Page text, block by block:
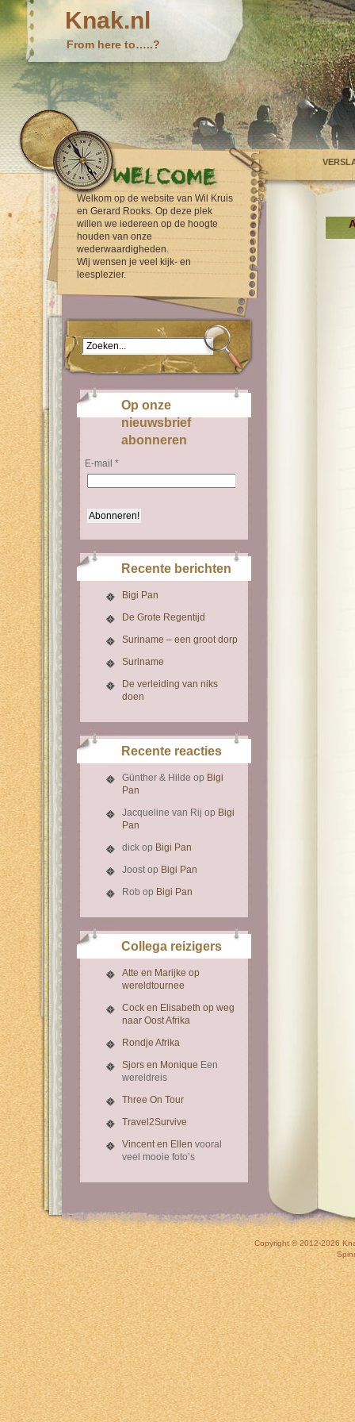
Knak.nl
From here to…..?
Welkom op de website van Wil Kruis
en Gerard Rooks. Op deze plek
willen we iedereen op de hoogte
houden van onze
wederwaardigheden.
Wij wensen je veel kijk- en
leesplezier.
Op onze
nieuwsbrief
abonneren
E-mail *
Recente berichten
Bigi Pan
De Grote Regentijd
Suriname – een groot dorp
Suriname
De verleiding van niks
doen
Recente reacties
Günther & Hilde op Bigi
Pan
Jacqueline van Rij op Bigi
Pan
dick op Bigi Pan
Joostop Bigi Pan
Rob op Bigi Pan
Collega reizigers
Atte en Marijke op
wereldtournee
Cock en Elisabeth op weg
naar Oost Afrika
Rondje Afrika
Sjors en Monique Een
wereldreis
Three On Tour
Travel2Survive
Vincent en Ellen vooral
veel mooie foto’s
Copyright © 2012-2026